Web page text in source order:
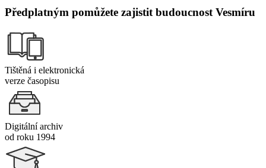
Předplatným pomůžete zajistit budoucnost Vesmíru
Tištěná i elektronická
verze časopisu
Digitální archiv
od roku 1994